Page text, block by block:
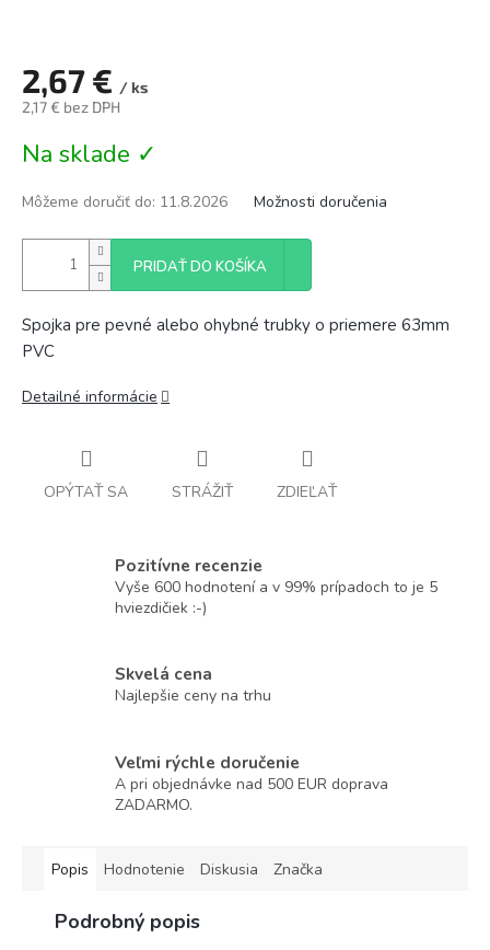
2,67 € / ks
2,17 € bez DPH
cena:
Na sklade ✓
Môžeme doručiť do: 11.8.2026 Možnosti doručenia
PRIDAŤ DO KOŠÍKA
Spojka pre pevné alebo ohybné trubky o priemere 63mm
PVC
Detailné informácie
OPÝTAŤ SA STRÁŽIŤ ZDIEĽAŤ
Pozitívne recenzie
Vyše 600 hodnotení a v 99% prípadoch to je 5
hviezdičiek :-)
Skvelá cena
Najlepšie ceny na trhu
Veľmi rýchle doručenie
A pri objednávke nad 500 EUR doprava
ZADARMO.
Popis Hodnotenie Diskusia Značka
Podrobný popis